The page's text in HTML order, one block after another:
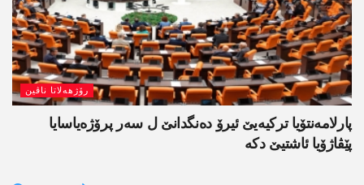
رۆژھەلاتا ناڤین
پارلامەنتۆیا ترکیەیێ ئیرۆ دەنگدانێ ل سەر پرۆژەیاسایا
پێڤاژۆیا ئاشتیێ دکە